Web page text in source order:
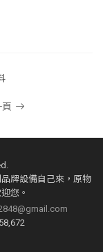
牌設備自己來，原物
您。